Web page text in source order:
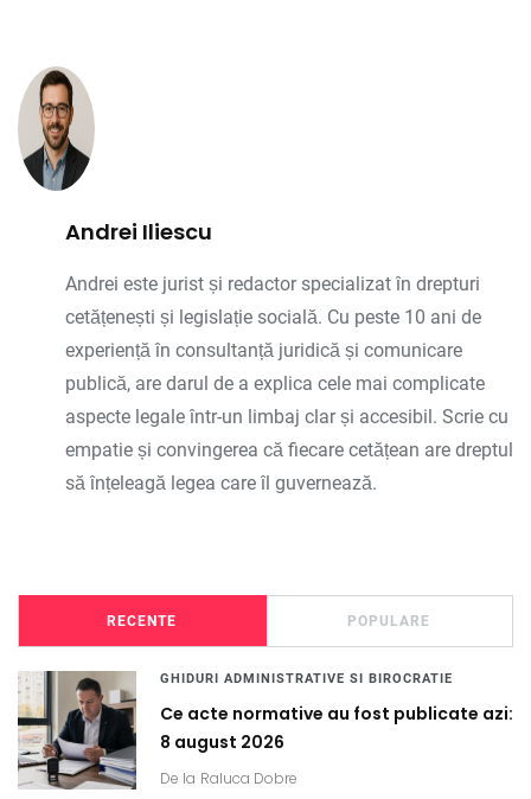
Andrei Iliescu
Andrei este jurist și redactor specializat în drepturi
cetățenești și legislație socială. Cu peste 10 ani de
experiență în consultanță juridică și comunicare
publică, are darul de a explica cele mai complicate
aspecte legale într-un limbaj clar și accesibil. Scrie cu
empatie și convingerea că fiecare cetățean are dreptul
să înțeleagă legea care îl guvernează.
RECENTE POPULARE
GHIDURI ADMINISTRATIVE SI BIROCRATIE
Ce acte normative au fost publicate azi:
8 august 2026
De la Raluca Dobre